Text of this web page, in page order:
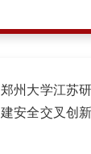
郑州大学江苏
建安全交叉创